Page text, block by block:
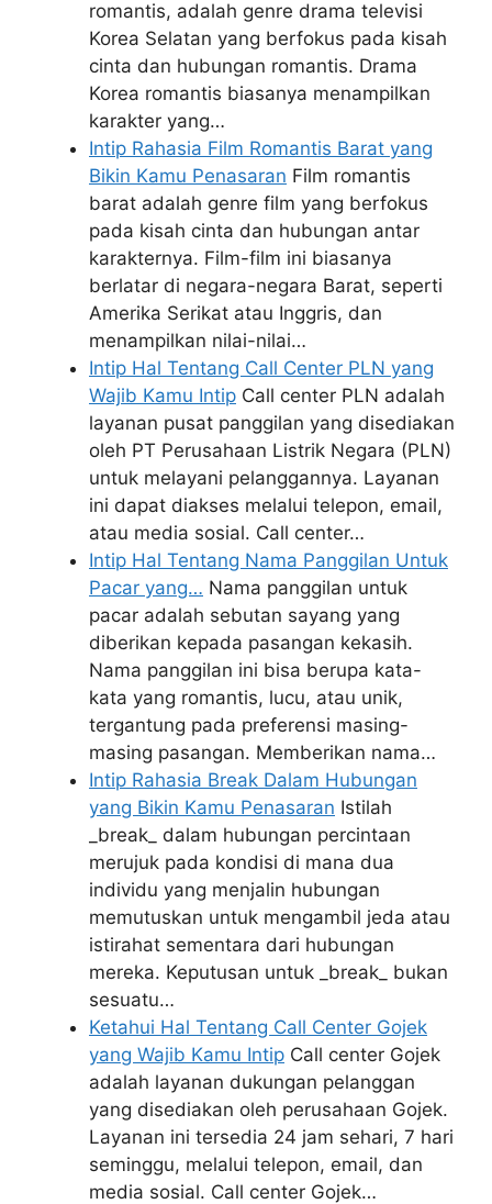
romantis, adalah genre drama televisi
Korea Selatan yang berfokus pada kisah
cinta dan hubungan romantis. Drama
Korea romantis biasanya menampilkan
karakter yang…
Intip Rahasia Film Romantis Barat yang
Bikin Kamu Penasaran Film romantis
barat adalah genre film yang berfokus
pada kisah cinta dan hubungan antar
karakternya. Film-film ini biasanya
berlatar di negara-negara Barat, seperti
Amerika Serikat atau Inggris, dan
menampilkan nilai-nilai…
Intip Hal Tentang Call Center PLN yang
Wajib Kamu Intip Call center PLN adalah
layanan pusat panggilan yang disediakan
oleh PT Perusahaan Listrik Negara (PLN)
untuk melayani pelanggannya. Layanan
ini dapat diakses melalui telepon, email,
atau media sosial. Call center…
Intip Hal Tentang Nama Panggilan Untuk
Pacar yang… Nama panggilan untuk
pacar adalah sebutan sayang yang
diberikan kepada pasangan kekasih.
Nama panggilan ini bisa berupa kata-
kata yang romantis, lucu, atau unik,
tergantung pada preferensi masing-
masing pasangan. Memberikan nama…
Intip Rahasia Break Dalam Hubungan
yang Bikin Kamu Penasaran Istilah
_break_ dalam hubungan percintaan
merujuk pada kondisi di mana dua
individu yang menjalin hubungan
memutuskan untuk mengambil jeda atau
istirahat sementara dari hubungan
mereka. Keputusan untuk _break_ bukan
sesuatu…
Ketahui Hal Tentang Call Center Gojek
yang Wajib Kamu Intip Call center Gojek
adalah layanan dukungan pelanggan
yang disediakan oleh perusahaan Gojek.
Layanan ini tersedia 24 jam sehari, 7 hari
seminggu, melalui telepon, email, dan
media sosial. Call center Gojek…